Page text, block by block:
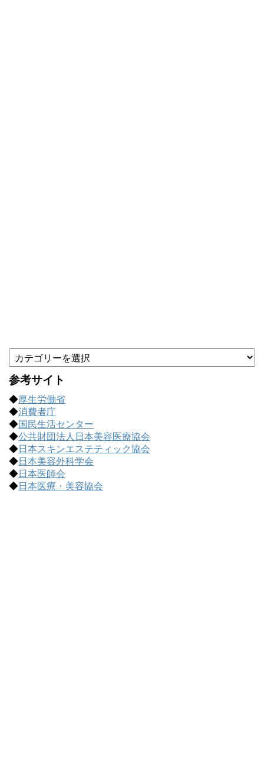
テ
ゴ
ー
で
記
事
を
探
す
参考サイト
◆厚生労働省
◆消費者庁
◆国民生活センター
◆公共財団法人日本美容医療協会
◆日本スキンエステティック協会
◆日本美容外科学会
◆日本医師会
◆日本医療・美容協会